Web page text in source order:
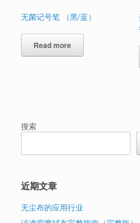
无菌记号笔 （黑/蓝）
Read more
搜索
近期文章
无尘布的应用行业